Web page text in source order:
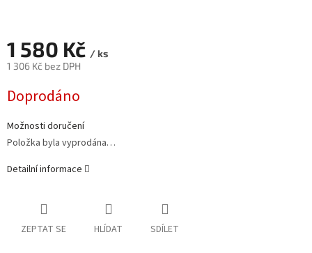
1 580 Kč / ks
1 306 Kč bez DPH
cena:
Doprodáno
Možnosti doručení
Položka byla vyprodána…
Detailní informace
ZEPTAT SE HLÍDAT SDÍLET